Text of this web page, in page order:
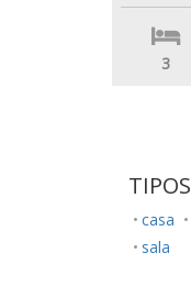
3
TIPOS
casa
sala